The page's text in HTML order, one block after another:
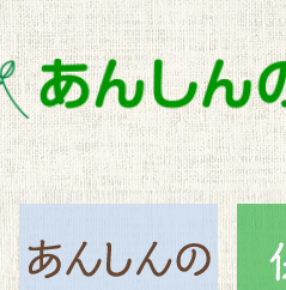
閉
生きるヒントあ